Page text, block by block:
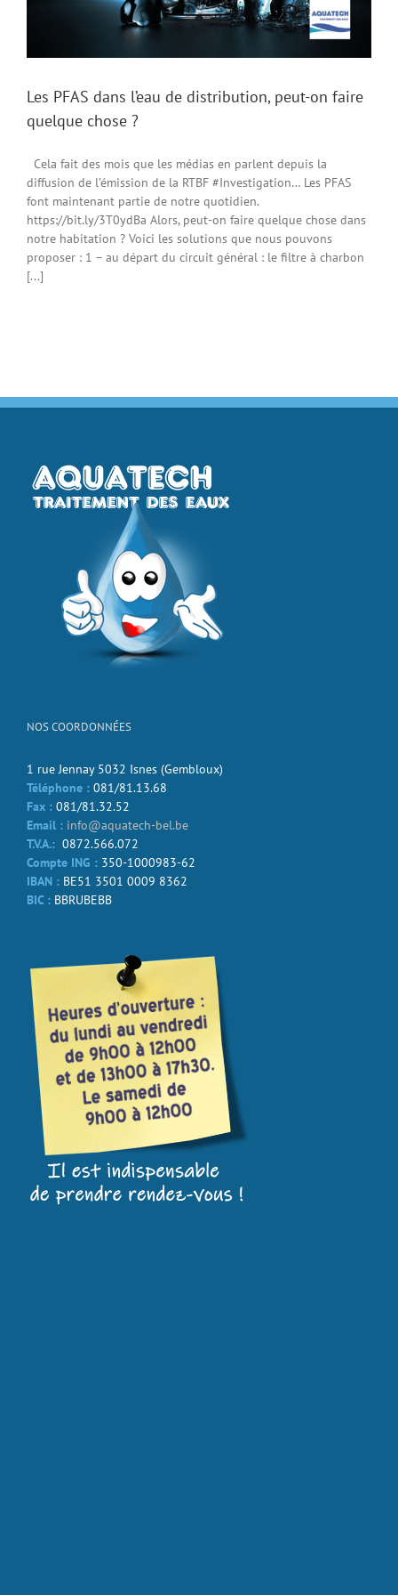
Les PFAS dans l’eau de distribution, peut-on faire
quelque chose ?
Cela fait des mois que les médias en parlent depuis la
diffusion de l’émission de la RTBF #Investigation… Les PFAS
font maintenant partie de notre quotidien.
https://bit.ly/3T0ydBa Alors, peut-on faire quelque chose dans
notre habitation ? Voici les solutions que nous pouvons
proposer : 1 – au départ du circuit général : le filtre à charbon
[...]
NOS COORDONNÉES
1 rue Jennay 5032 Isnes (Gembloux)
Téléphone : 081/81.13.68
Fax : 081/81.32.52
Email : info@aquatech-bel.be
T.V.A.: 0872.566.072
Compte ING : 350-1000983-62
IBAN : BE51 3501 0009 8362
BIC : BBRUBEBB